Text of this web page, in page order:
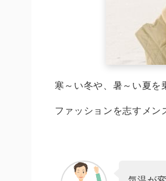
寒～い冬や、暑～い夏を
ファッションを志すメン